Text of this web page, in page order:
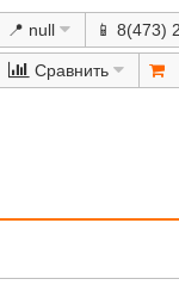
📍 null 📱 8(473)
Сравнить